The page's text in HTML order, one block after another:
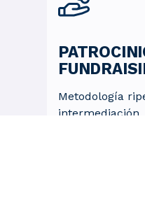
Metodología
intermediación.